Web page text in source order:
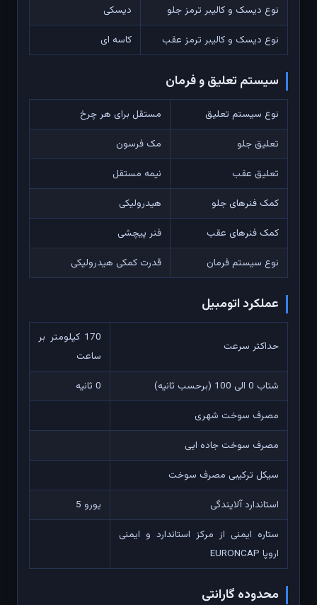
نوع دیسک و کالیبر ترمز جلو
دیسکی
نوع دیسک و کالیبر ترمز عقب
کاسه ای
سیستم تعلیق و فرمان
نوع سیستم تعلیق
مستقل برای هر چرخ
تعلیق جلو
مک فرسون
تعلیق عقب
نیمه مستقل
کمک فنرهای جلو
هیدرولیکی
کمک فنرهای عقب
فنر پیچشی
نوع سیستم فرمان
قدرت کمکی هیدرولیکی
عملکرد اتومبیل
حداکثر سرعت
170 کیلومتر بر
ساعت
شتاب 0 الی 100 (برحسب ثانیه)
0 ثانیه
مصرف سوخت شهری
مصرف سوخت جاده ایی
سیکل ترکیبی مصرف سوخت
استاندارد آلایندگی
یورو 5
ستاره ایمنی از مرکز استاندارد و ایمنی
اروپا EURONCAP
محدوده گارانتی